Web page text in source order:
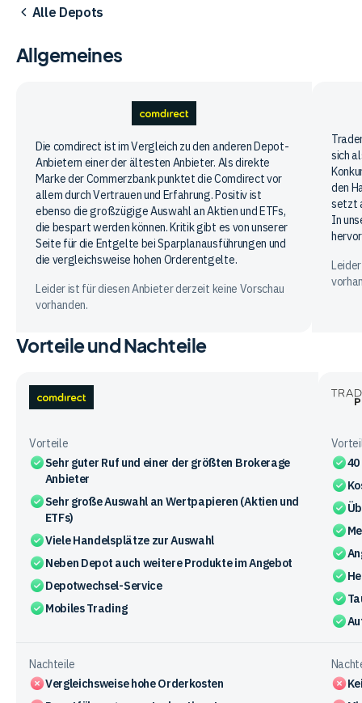
Alle Depots
Allgemeines
comdirect
Die comdirect ist im Vergleich zu den anderen Depot-
Anbietern einer der ältesten Anbieter. Als direkte
Marke der Commerzbank punktet die Comdirect vor
allem durch Vertrauen und Erfahrung. Positiv ist
ebenso die großzügige Auswahl an Aktien und ETFs,
die bespart werden können. Kritik gibt es von unserer
Seite für die Entgelte bei Sparplanausführungen und
die vergleichsweise hohen Orderentgelte.
Leider ist für diesen Anbieter derzeit keine Vorschau
vorhanden.
Place
sich
den
setzt
In
Vorteile und Nachteile
Vorteile
Sehr guter Ruf und einer der größten Brokerage
Anbieter
Sehr große Auswahl an Wertpapieren (Aktien und
ETFs)
Viele Handelsplätze zur Auswahl
Neben Depot auch weitere Produkte im Angebot
Depotwechsel-Service
Mobiles Trading
Nachteile
Vergleichsweise hohe Orderkosten